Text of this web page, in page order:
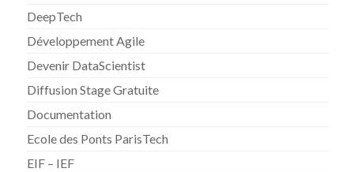
DeepTech
Développement Agile
Devenir DataScientist
Diffusion Stage Gratuite
Documentation
Ecole des Ponts ParisTech
EIF – IEF